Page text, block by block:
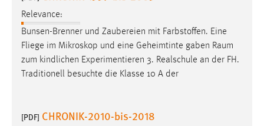
Relevance:
Bunsen-Brenner und Zaubereien mit Farbstoffen. Eine
Fliege im Mikroskop und eine Geheimtinte gaben Raum
zum kindlichen Experimentieren 3. Realschule an der FH.
Traditionell besuchte die Klasse 10 A der
[PDF] CHRONIK-2010-bis-2018